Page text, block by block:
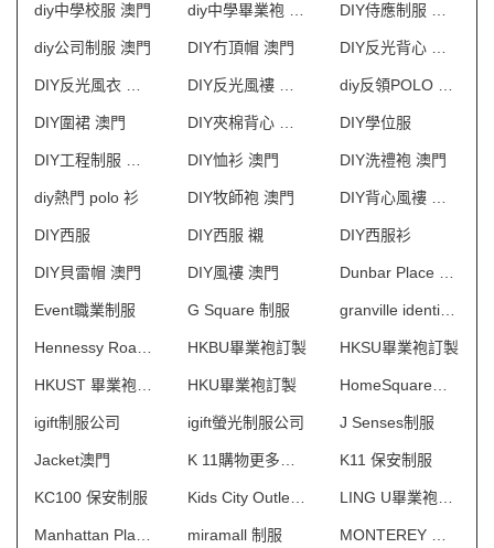
diy中學校服 澳門
diy公司制服 澳門 DIY冇頂帽 澳門
DIY圍裙 澳門 DIY學位服
DIY恤衫 澳門 DIY洗禮袍 澳門
diy熱門 polo 衫 DIY牧師袍 澳門
DIY西服 DIY西服 襯 DIY西服衫
DIY貝雷帽 澳門 DIY風褸 澳門
Event職業制服 G Square 制服
HKBU畢業袍訂製 HKSU畢業袍訂製
HKU畢業袍訂製
igift制服公司 igift螢光制服公司 J Senses制服
Jacket澳門 K11 保安制服
KC100 保安制服 Kids City Outlet制服
miramall 制服